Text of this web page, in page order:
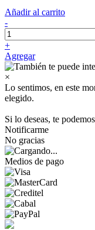
Añadir al carrito
-
+
Agregar
×
Lo sentimos, en este
elegido.
Si lo deseas, te
Notificarme
No gracias
Medios de pago